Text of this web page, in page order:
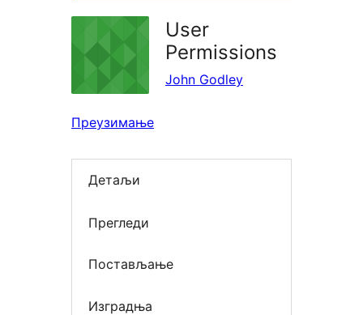
User
Permissions
John Godley
Преузимање
Детаљи
Прегледи
Постављање
Изградња